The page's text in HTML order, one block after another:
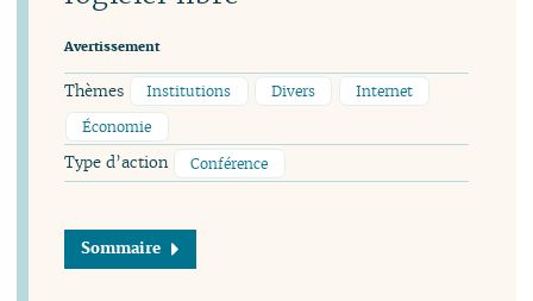
Avertissement
Thèmes Institutions Divers
Internet
Économie
Type d’action Conférence
Sommaire